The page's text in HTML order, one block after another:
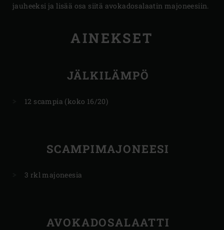
jauheeksi ja lisää osa siitä avokadosalaatin majoneesiin.
AINEKSET
JÄLKILÄMPÖ
12 scampia (koko 16/20)
SCAMPIMAJONEESI
3 rkl majoneesia
AVOKADOSALAATTI